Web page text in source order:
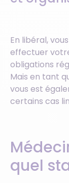
En libéral,
effectuer
obligations
Mais en tant
vous est
certains cas
quel